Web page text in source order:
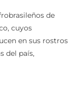
de
cuyos
en sus rostros
del país,